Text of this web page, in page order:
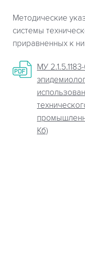
Методические
системы
приравненных к
МУ
Кб)